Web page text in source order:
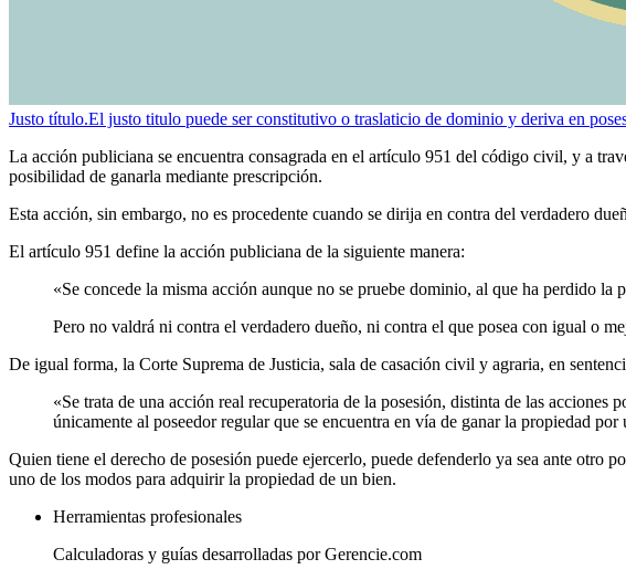
Justo título.El justo titulo puede ser constitutivo o traslaticio de dominio y deriva en
La acción publiciana se encuentra consagrada en el artículo 951 del código civil, y a
posibilidad de ganarla mediante prescripción.
Esta acción, sin embargo, no es procedente cuando se dirija en contra del verdadero
El artículo 951 define la acción publiciana de la siguiente manera:
«Se concede la misma acción aunque no se pruebe dominio, al que ha perdido
Pero no valdrá ni contra el verdadero dueño, ni contra el que posea con igual o
De igual forma, la Corte Suprema de Justicia, sala de casación civil y agraria, en
«Se trata de una acción real recuperatoria de la posesión, distinta de las
únicamente al poseedor regular que se encuentra en vía de ganar la propiedad por
Quien tiene el derecho de posesión puede ejercerlo, puede defenderlo ya sea ante otro
uno de los modos para adquirir la propiedad de un bien.
Herramientas profesionales
Calculadoras y guías desarrolladas por Gerencie.com